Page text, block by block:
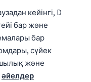
кейінгі, D
бар және
бар
сүйек
және
әйелдер